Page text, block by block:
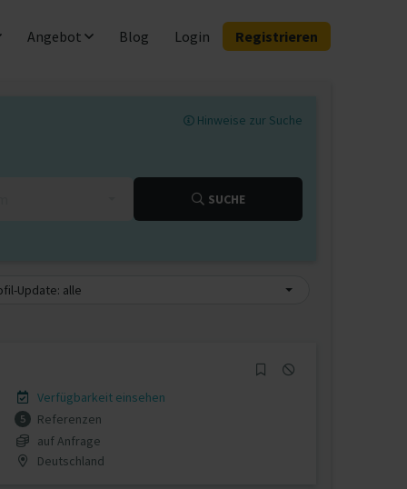
Angebot Blog Login Registrieren
Hinweise zur Suche
SUCHE
Update: alle
Verfügbarkeit einsehen
5
Referenzen
auf Anfrage
Deutschland